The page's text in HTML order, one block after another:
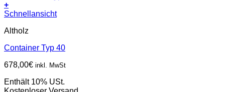
+
Schnellansicht
Altholz
Container Typ 40
678,00€ inkl. MwSt
Enthält 10% USt.